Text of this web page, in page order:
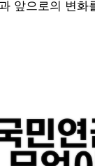
앞으로의 변